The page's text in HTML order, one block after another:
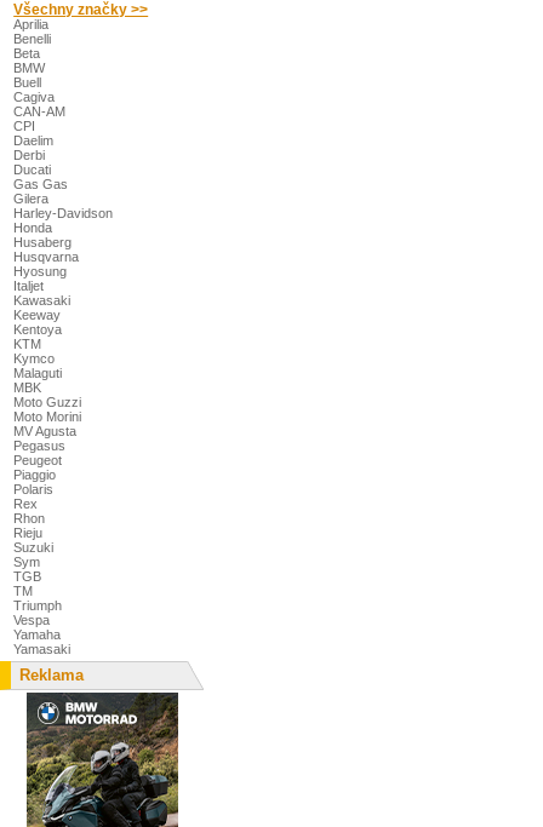
Všechny značky >>
Aprilia
Benelli
Beta
BMW
Buell
Cagiva
CAN-AM
CPI
Daelim
Derbi
Ducati
Gas Gas
Gilera
Harley-Davidson
Honda
Husaberg
Husqvarna
Hyosung
Italjet
Kawasaki
Keeway
Kentoya
KTM
Kymco
Malaguti
MBK
Moto Guzzi
Moto Morini
MV Agusta
Pegasus
Peugeot
Piaggio
Polaris
Rex
Rhon
Rieju
Suzuki
Sym
TGB
TM
Triumph
Vespa
Yamaha
Yamasaki
Reklama